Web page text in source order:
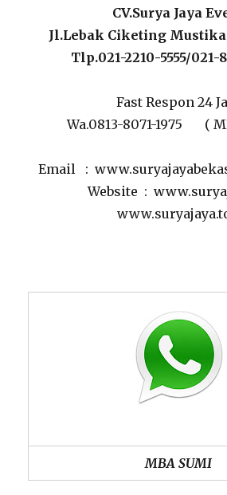
CV.Surya Jaya
Jl.Lebak Ciketing Mustika
Tlp.021-2210-5555/021-
Fast Respon 24
Wa.0813-8071-1975 (
Email :
Website :
MBA SUMI